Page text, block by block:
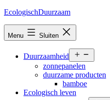
Ga
inhoud
EcologischDuurzaam
Menu Sluiten
Duurzaamheid
menu
zonnepanelen
duurzame producten
bamboe
Ecologisch leven